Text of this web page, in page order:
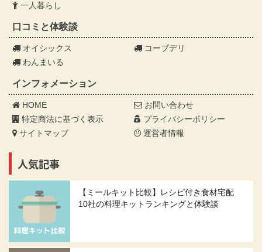
一人暮らし
口コミと体験談
オイシックス
コープデリ
わんまいる
インフォメーション
HOME
お問い合わせ
特定商法に基づく表示
プライバシーポリシー
サイトマップ
運営者情報
人気記事
【ミールキット比較】レシピ付き食材宅配
10社の料理キットランキングと体験談